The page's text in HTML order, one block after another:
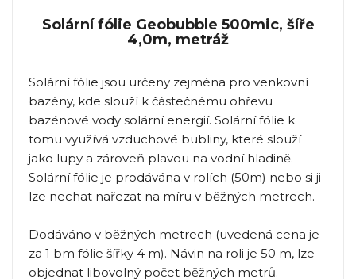
Solární fólie Geobubble 500mic, šíře
4,0m, metráž
Solární fólie jsou určeny zejména pro venkovní
bazény, kde slouží k částečnému ohřevu
bazénové vody solární energií. Solární fólie k
tomu využívá vzduchové bubliny, které slouží
jako lupy a zároveň plavou na vodní hladině.
Solární fólie je prodávána v rolích (50m) nebo si ji
lze nechat nařezat na míru v běžných metrech.
Dodáváno v běžných metrech (uvedená cena je
za 1 bm fólie šířky 4 m). Návin na roli je 50 m, lze
objednat libovolný počet běžných metrů.